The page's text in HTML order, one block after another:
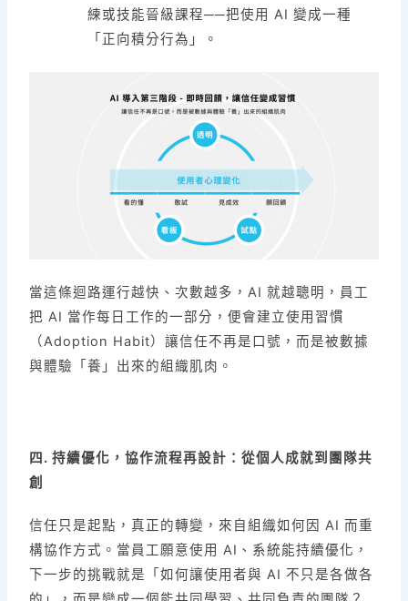
練或技能晉級課程──把使用 AI 變成一種
「正向積分行為」。
當這條迴路運行越快、次數越多，AI 就越聰明，員工
把 AI 當作每日工作的一部分，便會建立使用習慣
（Adoption Habit）讓信任不再是口號，而是被數據
與體驗「養」出來的組織肌肉。
四. 持續優化，協作流程再設計：從個人成就到團隊共
創
信任只是起點，真正的轉變，來自組織如何因 AI 而重
構協作方式。當員工願意使用 AI、系統能持續優化，
下一步的挑戰就是「如何讓使用者與 AI 不只是各做各